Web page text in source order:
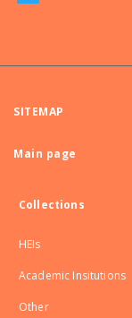
SITEMAP
Main page
Collections
HEIs
Academic Insitutions
Other